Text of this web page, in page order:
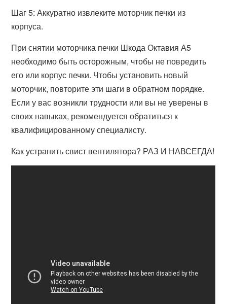
Шаг 5: Аккуратно извлеките моторчик печки из
корпуса.
При снятии моторчика печки Шкода Октавия А5
необходимо быть осторожным, чтобы не повредить
его или корпус печки. Чтобы установить новый
моторчик, повторите эти шаги в обратном порядке.
Если у вас возникли трудности или вы не уверены в
своих навыках, рекомендуется обратиться к
квалифицированному специалисту.
Как устранить свист вентилятора? РАЗ И НАВСЕГДА!